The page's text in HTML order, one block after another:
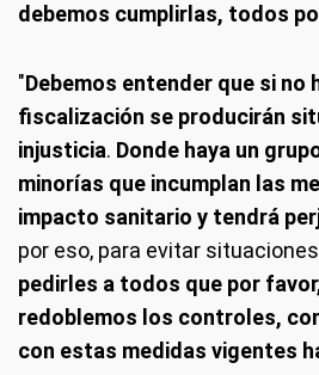
debemos cumplirlas, todos
"Debemos entender que si no
fiscalización se producirán
injusticia. Donde haya un
minorías que incumplan las
impacto sanitario y tendrá
por eso, para evitar
pedirles a todos que por
redoblemos los controles,
con estas medidas vigentes